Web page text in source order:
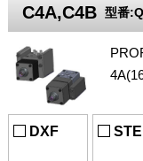
C4A,C4B型番
DXF